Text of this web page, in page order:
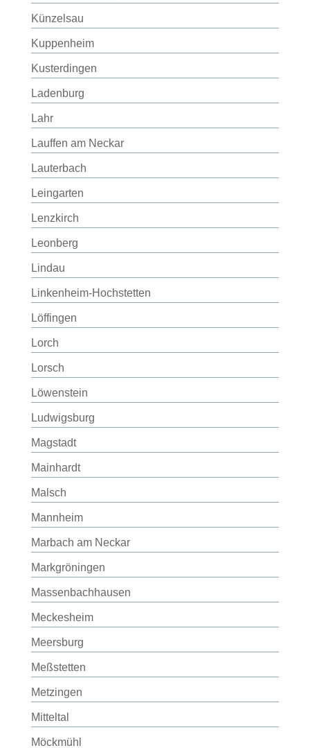
Künzelsau
Kuppenheim
Kusterdingen
Ladenburg
Lahr
Lauffen am Neckar
Lauterbach
Leingarten
Lenzkirch
Leonberg
Lindau
Linkenheim-Hochstetten
Löffingen
Lorch
Lorsch
Löwenstein
Ludwigsburg
Magstadt
Mainhardt
Malsch
Mannheim
Marbach am Neckar
Markgröningen
Massenbachhausen
Meckesheim
Meersburg
Meßstetten
Metzingen
Mitteltal
Möckmühl